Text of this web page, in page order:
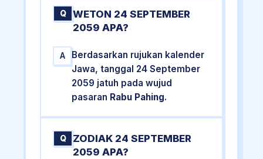
Q
WETON 24 SEPTEMBER
2059 APA?
A
Berdasarkan rujukan kalender
Jawa, tanggal 24 September
2059 jatuh pada wujud
pasaran Rabu Pahing.
Q
ZODIAK 24 SEPTEMBER
2059 APA?